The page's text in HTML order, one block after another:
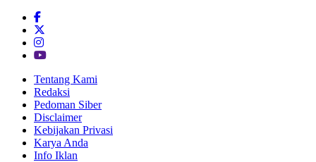
Tentang Kami
Redaksi
Pedoman Siber
Disclaimer
Kebijakan Privasi
Karya Anda
Info Iklan